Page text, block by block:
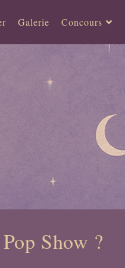
Galerie Concours
Show ?